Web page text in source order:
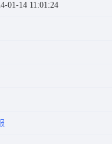
01-14 11:01:24